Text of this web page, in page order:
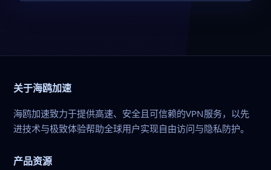
关于海鸥加速
海鸥加速致力于提供高速、安全且可信赖的VPN服务，以先
进技术与极致体验帮助全球用户实现自由访问与隐私防护。
产品资源